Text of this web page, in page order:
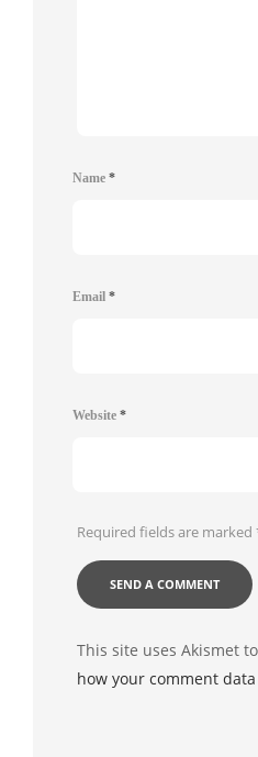
Name *
Email *
Website *
Required fields are marked
This site uses Akismet
how your comment